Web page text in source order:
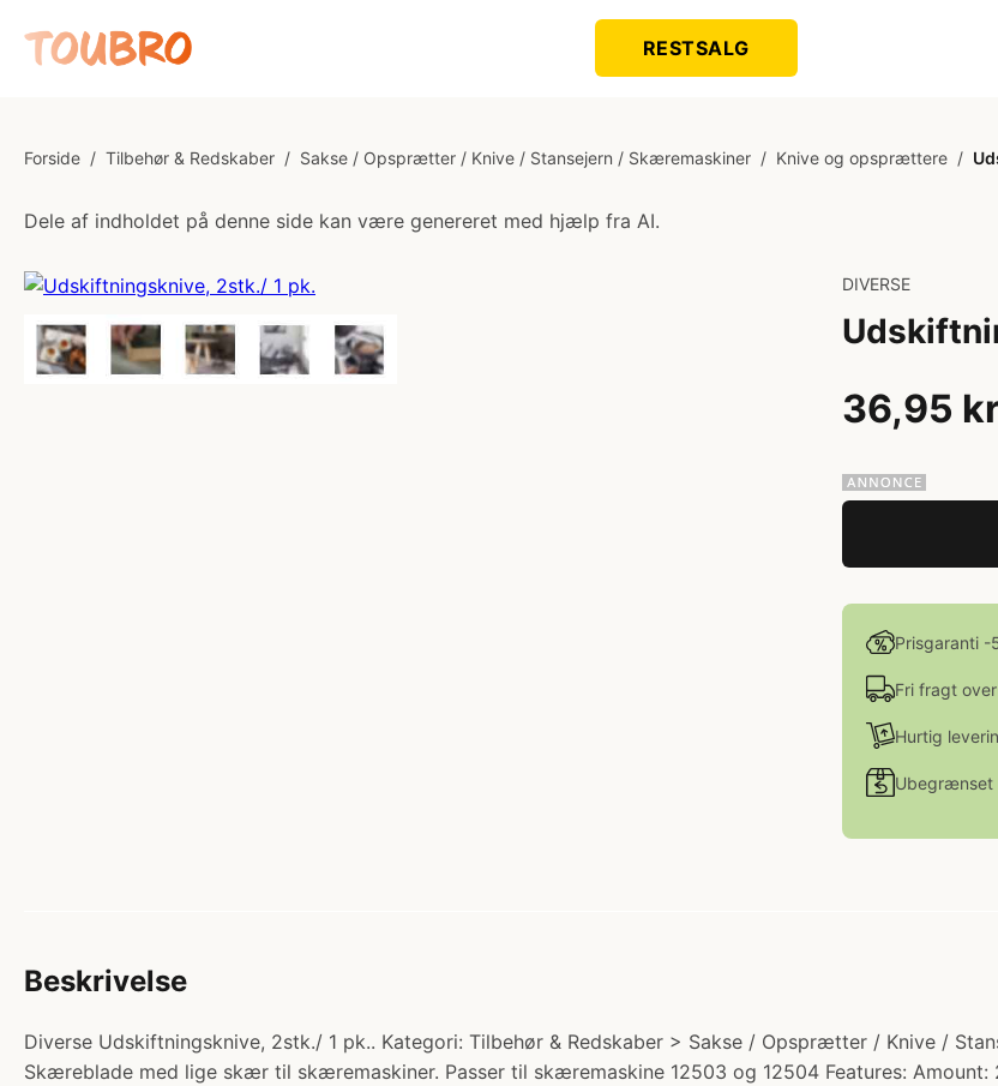
RESTSALG
Forside / Tilbehør & Redskaber / Sakse / Opsprætter / Knive / Stansejern / Skæremaskiner / Knive og opsprættere /
Dele af indholdet på denne side kan være genereret med hjælp fra AI.
DIVERSE
36,95
Prisgaranti -
Fri fragt
Hurtig
Ubegrænset
Beskrivelse
Diverse Udskiftningsknive, 2stk./ 1 pk.. Kategori: Tilbehør & Redskaber > Sakse / Opsprætter / Knive /
Skæreblade med lige skær til skæremaskiner. Passer til skæremaskine 12503 og 12504 Features: Amount: